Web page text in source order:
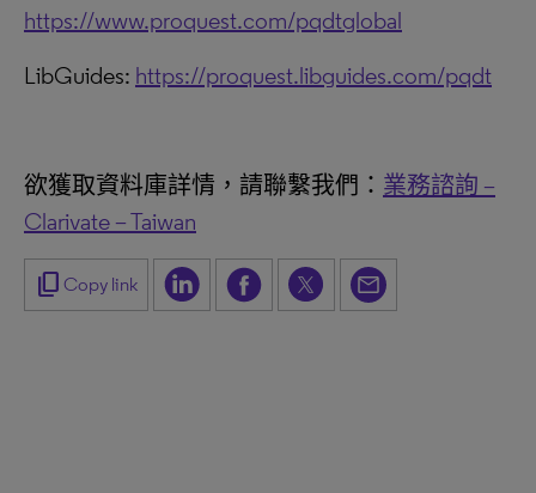
https://www.proquest.com/pqdtglobal
LibGuides: https://proquest.libguides.com/pqdt
欲獲取資料庫詳情，請聯繫我們： 業務諮詢 –
Clarivate – Taiwan
content_copy Copy link